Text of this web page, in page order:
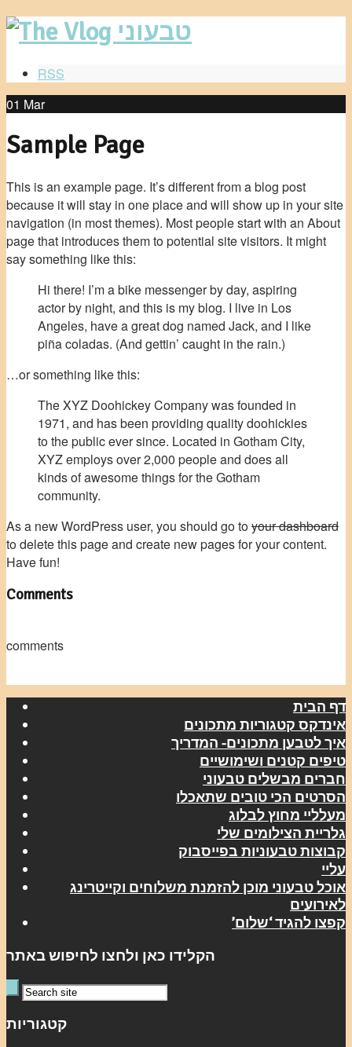
RSS
01 Mar
Sample Page
This is an example page. It’s different from a blog post
because it will stay in one place and will show up in your site
navigation (in most themes). Most people start with an About
page that introduces them to potential site visitors. It might
say something like this:
Hi there! I’m a bike messenger by day, aspiring
actor by night, and this is my blog. I live in Los
Angeles, have a great dog named Jack, and I like
piña coladas. (And gettin’ caught in the rain.)
…or something like this:
The XYZ Doohickey Company was founded in
1971, and has been providing quality doohickies
to the public ever since. Located in Gotham City,
XYZ employs over 2,000 people and does all
kinds of awesome things for the Gotham
community.
As a new WordPress user, you should go toyour dashboard
to delete this page and create new pages for your content.
Have fun!
Comments
comments
דף הבית
אינדקס קטגוריות מתכונים
איך לטבען מתכונים- המדריך
טיפים קטנים ושימושיים
חברים מבשלים טבעוני
הסרטים הכי טובים שתאכלו
מעלליי מחוץ לבלוג
גלריית הצילומים שלי
קבוצות טבעוניות בפייסבוק
עליי
אוכל טבעוני מוכן להזמנת משלוחים וקייטרינג
לאירועים
קפצו להגיד ‘שלום’
הקלידו כאן ולחצו לחיפוש באתר
קטגוריות